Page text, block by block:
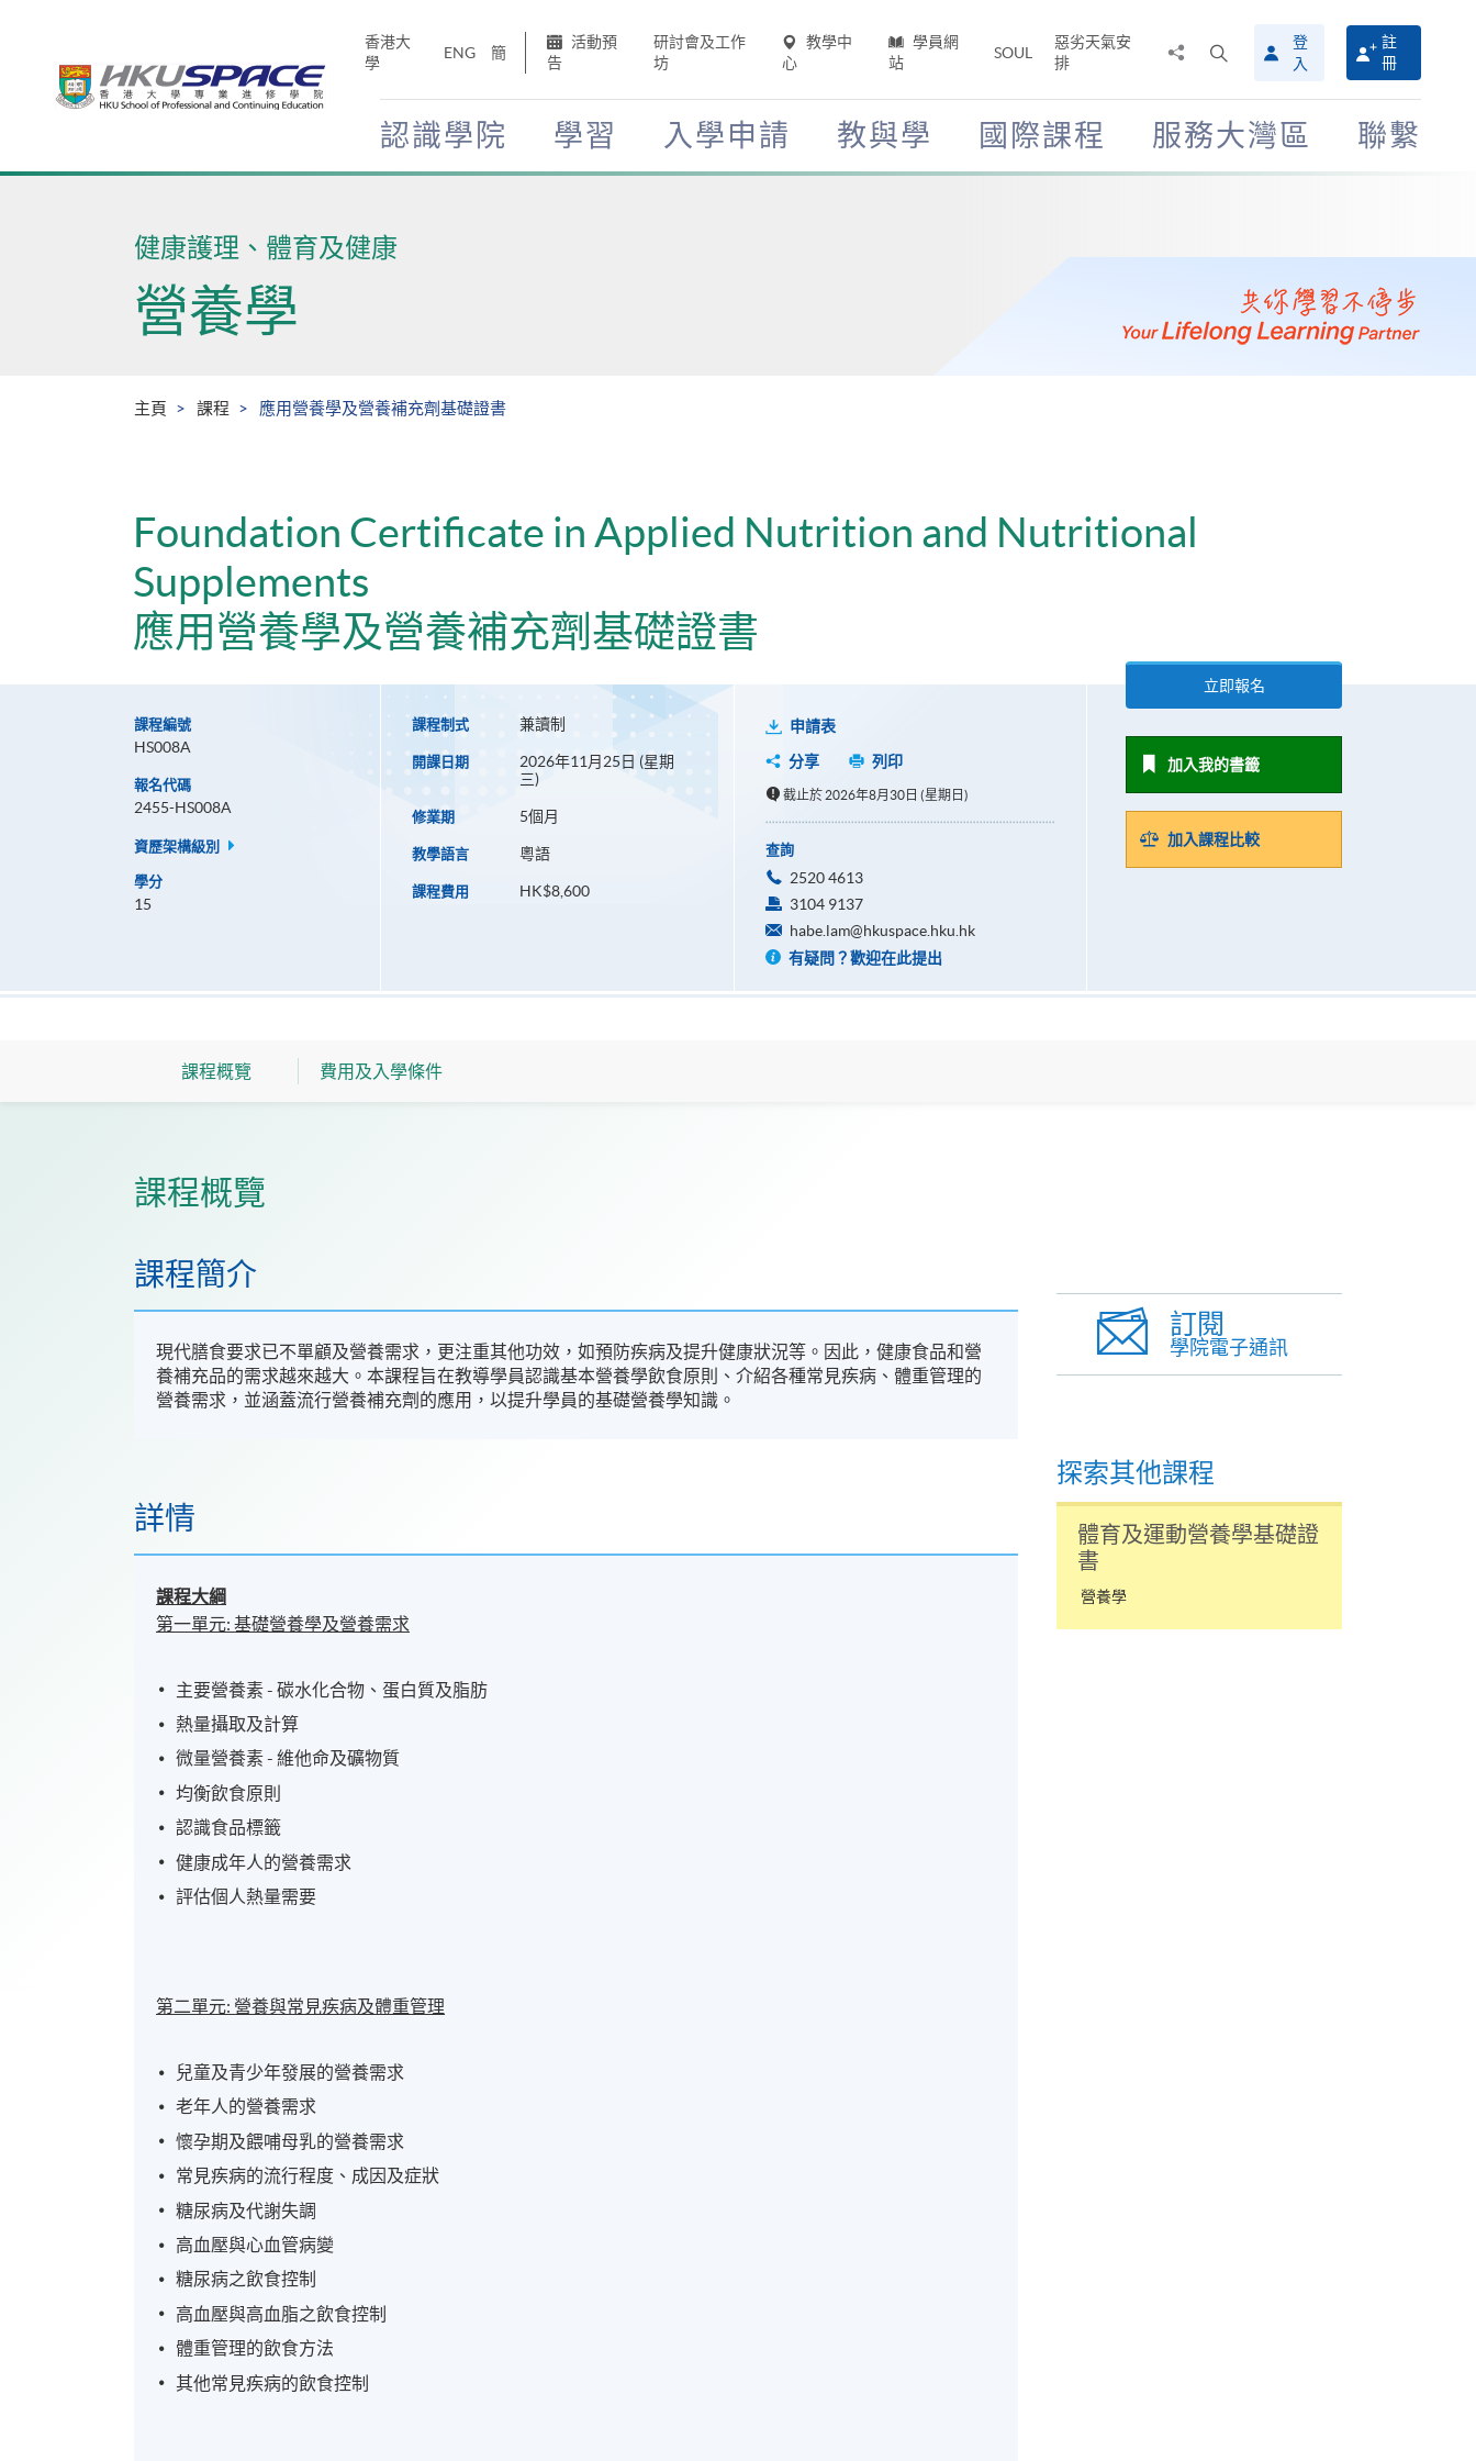
香港大
學
ENG 簡
活動預
告
研討會及工作
坊
教學中
心
學員網
站
SOUL
惡劣天氣安
排
搜
尋
介
面
登
入
註
冊
認識學院 學習 入學申請 教與學 國際課程 服務大灣區 聯繫
Main
健康護理、體育及健康
營養學
主頁 課程 應用營養學及營養補充劑基礎證書
Foundation Certificate in Applied Nutrition and Nutritional
Supplements
應用營養學及營養補充劑基礎證書
課程編號
HS008A
報名代碼
2455-HS008A
資歷架構級別
學分
15
課程制式 兼讀制
開課日期
2026年11月25日 (星期
三)
修業期 5個月
教學語言 粵語
課程費用 HK$8,600
申請表
分享
列印
截止於 2026年8月30日 (星期日)
查詢
2520 4613
3104 9137
habe.lam@hkuspace.hku.hk
有疑問？歡迎在此提出
立即報名
加入我的書籤
加入課程比較
課程概覽 費用及入學條件
課程概覽
課程簡介
現代膳食要求已不單顧及營養需求，更注重其他功效，如預防疾病及提升健康狀況等。因此，健康食品和營
養補充品的需求越來越大。本課程旨在教導學員認識基本營養學飲食原則、介紹各種常見疾病、體重管理的
營養需求，並涵蓋流行營養補充劑的應用，以提升學員的基礎營養學知識。
詳情
課程大綱
第一單元:基礎營養學及營養需求
主要營養素 - 碳水化合物、蛋白質及脂肪
熱量攝取及計算
微量營養素 - 維他命及礦物質
均衡飲食原則
認識食品標籤
健康成年人的營養需求
評估個人熱量需要
第二單元: 營養與常見疾病及體重管理
兒童及青少年發展的營養需求
老年人的營養需求
懷孕期及餵哺母乳的營養需求
常見疾病的流行程度、成因及症狀
糖尿病及代謝失調
高血壓與心血管病變
糖尿病之飲食控制
高血壓與高血脂之飲食控制
體重管理的飲食方法
其他常見疾病的飲食控制
訂閱
學院電子通訊
探索其他課程
體育及運動營養學基礎證
書
營養學